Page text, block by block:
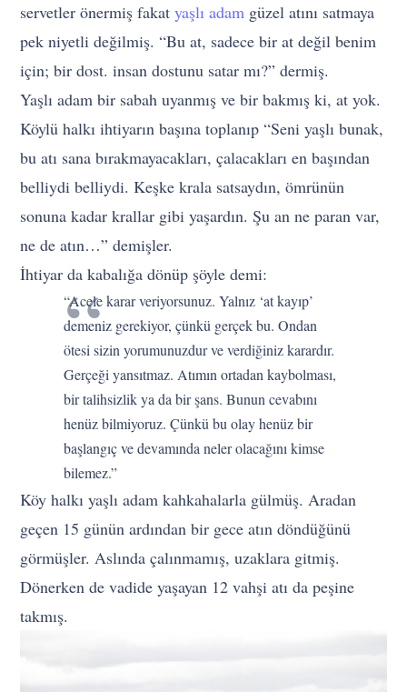
servetler önermiş fakatyaşlı adam güzel atını satmaya
pek niyetli değilmiş. “Bu at, sadece bir at değil benim
için; bir dost. insan dostunu satar mı?” dermiş.
Yaşlı adam bir sabah uyanmış ve bir bakmış ki, at yok.
Köylü halkı ihtiyarın başına toplanıp “Seni yaşlı bunak,
bu atı sana bırakmayacakları, çalacakları en başından
belliydi belliydi. Keşke krala satsaydın, ömrünün
sonuna kadar krallar gibi yaşardın. Şu an ne paran var,
ne de atın…” demişler.
İhtiyar da kabalığa dönüp şöyle demi:
“Acele karar veriyorsunuz. Yalnız ‘at kayıp’
demeniz gerekiyor, çünkü gerçek bu. Ondan
ötesi sizin yorumunuzdur ve verdiğiniz karardır.
Gerçeği yansıtmaz. Atımın ortadan kaybolması,
bir talihsizlik ya da bir şans. Bunun cevabını
henüz bilmiyoruz. Çünkü bu olay henüz bir
başlangıç ve devamında neler olacağını kimse
bilemez.”
Köy halkı yaşlı adam kahkahalarla gülmüş. Aradan
geçen 15 günün ardından bir gece atın döndüğünü
görmüşler. Aslında çalınmamış, uzaklara gitmiş.
Dönerken de vadide yaşayan 12 vahşi atı da peşine
takmış.